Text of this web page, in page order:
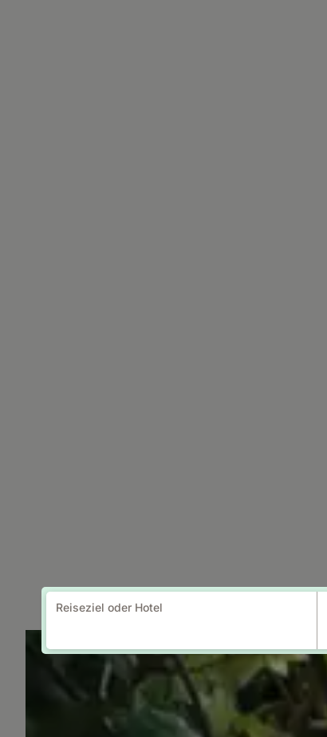
Reiseziel oder Hotel